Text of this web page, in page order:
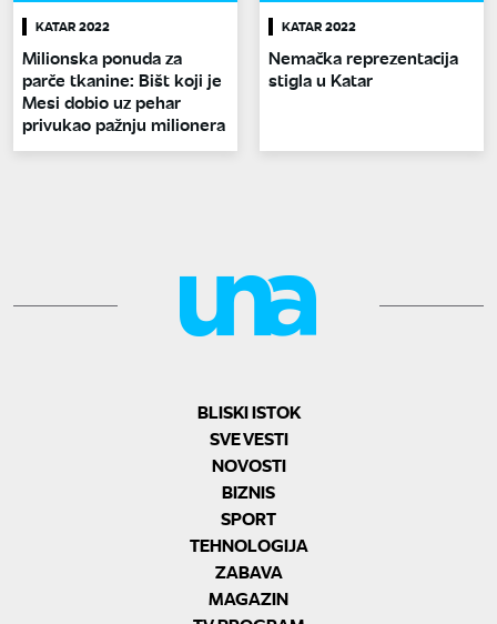
KATAR 2022
Milionska ponuda za
parče tkanine: Bišt koji je
Mesi dobio uz pehar
privukao pažnju milionera
KATAR 2022
Nemačka reprezentacija
stigla u Katar
BLISKI ISTOK
SVE VESTI
NOVOSTI
BIZNIS
SPORT
TEHNOLOGIJA
ZABAVA
MAGAZIN